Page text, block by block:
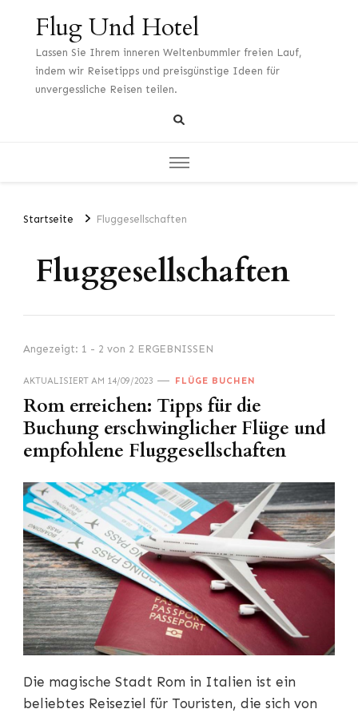
Flug Und Hotel
Lassen Sie Ihrem inneren Weltenbummler freien Lauf,
indem wir Reisetipps und preisgünstige Ideen für
unvergessliche Reisen teilen.
Startseite Fluggesellschaften
Fluggesellschaften
Angezeigt: 1 - 2 von 2 ERGEBNISSEN
AKTUALISIERT AM 14/09/2023 FLÜGE BUCHEN
Rom erreichen: Tipps für die
Buchung erschwinglicher Flüge und
empfohlene Fluggesellschaften
Die magische Stadt Rom in Italien ist ein
beliebtes Reiseziel für Touristen, die sich von